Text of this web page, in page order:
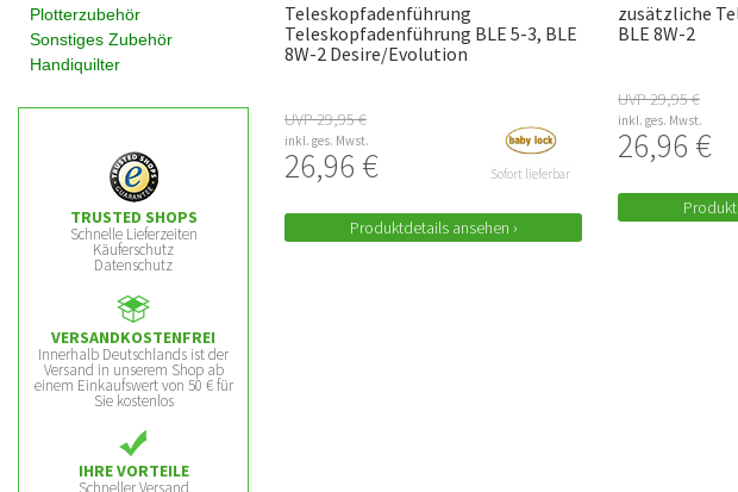
Plotterzubehör
Sonstiges Zubehör
Handiquilter
TRUSTED SHOPS
Schnelle Lieferzeiten
Käuferschutz
Datenschutz
VERSANDKOSTENFREI
Innerhalb Deutschlands ist der
Versand in unserem Shop ab
einem Einkaufswert von 50 € für
Sie kostenlos
IHRE VORTEILE
Schneller Versand
Teleskopfadenführung
Teleskopfadenführung BLE 5-3, BLE
8W-2 Desire/Evolution
UVP 29,95 €
inkl. ges. Mwst.
26,96 € Sofort lieferbar
Produktdetails ansehen ›
zusätzliche
BLE 8W-2
UVP 29,95 €
inkl. ges. Mwst.
26,96 €